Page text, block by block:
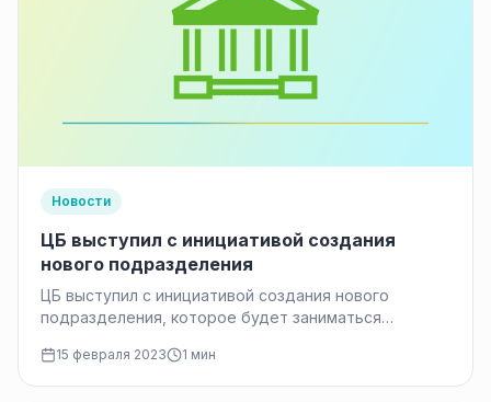
Новости
ЦБ выступил с инициативой создания
нового подразделения
ЦБ выступил с инициативой создания нового
подразделения, которое будет заниматься
в связи с санкциями против России, такими…
15 февраля 2023 1 мин